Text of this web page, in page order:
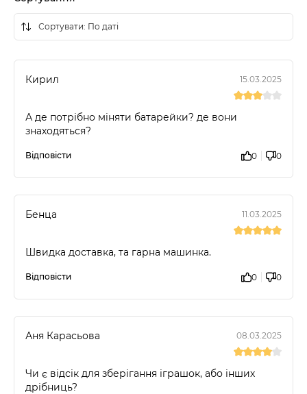
Кирил 15.03.2025
А де потрібно міняти батарейки? де вони
знаходяться?
Відповісти 0 0
Бенца 11.03.2025
Швидка доставка, та гарна машинка.
Відповісти 0 0
Аня Карасьова 08.03.2025
Чи є відсік для зберігання іграшок, або інших
дрібниць?